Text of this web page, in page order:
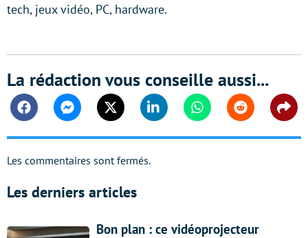
tech, jeux vidéo, PC, hardware.
La rédaction vous conseille aussi...
FacebookMessengerTwitter Linkedin WhatsappReddit
Les commentaires sont fermés.
Les derniers articles
Bon plan : ce vidéoprojecteur